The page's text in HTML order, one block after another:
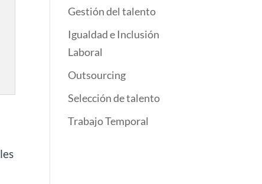
Gestión del talento
Igualdad e Inclusión
Laboral
Outsourcing
Selección de talento
Trabajo Temporal